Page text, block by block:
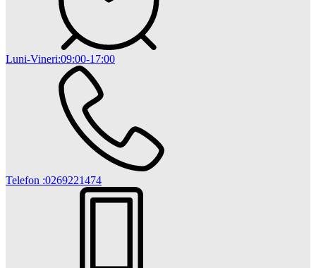
Luni-Vineri:09:00-17:00
Telefon :0269221474